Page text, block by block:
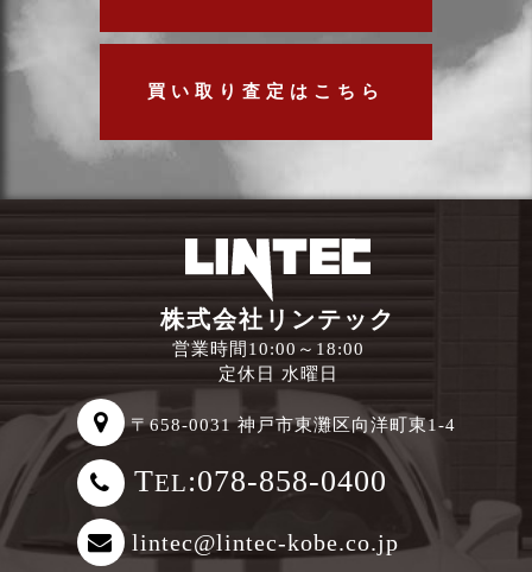
買い取り査定はこちら
株式会社リンテック
営業時間10:00～18:00
定休日 水曜日
〒658-0031 神戸市東灘区向洋町東1-4
TEL:078-858-0400
lintec@lintec-kobe.co.jp